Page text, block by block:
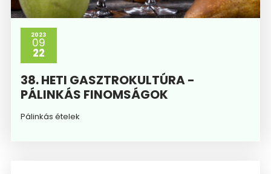
2023
09
22
38. HETI GASZTROKULTÚRA -
PÁLINKÁS FINOMSÁGOK
Pálinkás ételek